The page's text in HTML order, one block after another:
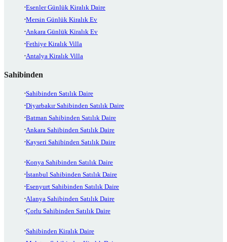
Esenler Günlük Kiralık Daire
Mersin Günlük Kiralık Ev
Ankara Günlük Kiralık Ev
Fethiye Kiralık Villa
Antalya Kiralık Villa
Sahibinden
Sahibinden Satılık Daire
Diyarbakır Sahibinden Satılık Daire
Batman Sahibinden Satılık Daire
Ankara Sahibinden Satılık Daire
Kayseri Sahibinden Satılık Daire
Konya Sahibinden Satılık Daire
İstanbul Sahibinden Satılık Daire
Esenyurt Sahibinden Satılık Daire
Alanya Sahibinden Satılık Daire
Çorlu Sahibinden Satılık Daire
Sahibinden Kiralık Daire